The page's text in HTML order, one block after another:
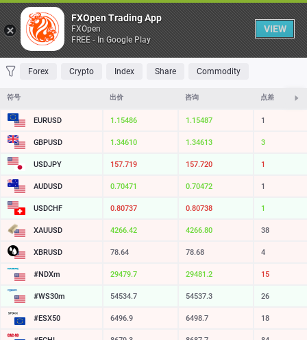
桌子
收藏 夹 交易量最大 最大涨幅 最大跌幅 最易挥发
Forex Crypto Index Share Commodity
符号 出价 咨询 点差
EURUSD 1.15486 1.15487 1
GBPUSD 1.34610 1.34613 3
USDJPY 157.719 157.720 1
AUDUSD 0.70471 0.70472 1
USDCHF 0.80737 0.80738 1
XAUUSD 4266.42 4266.80 38
XBRUSD 78.64 78.68 4
#NDXm 29479.7 29481.2 15
#WS30m 54534.7 54537.3 26
#ESX50 6496.9 6498.7 18
FXOpen Trading App
FXOpen
FREE - In Google Play
VIEW